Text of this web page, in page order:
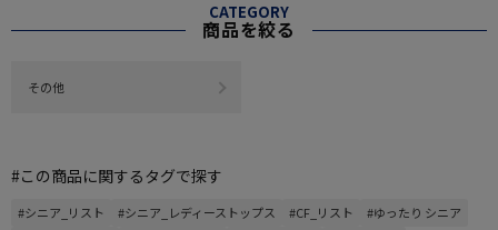
CATEGORY
商品を絞る
その他
#この商品に関するタグで探す
#シニア_リスト #シニア_レディーストップス #CF_リスト
#ゆったり シニア